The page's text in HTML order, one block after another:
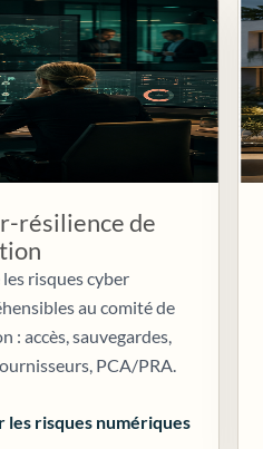
résilience de
risques cyber
au comité de
: accès, sauvegardes,
PCA/PRA.
les risques numériques